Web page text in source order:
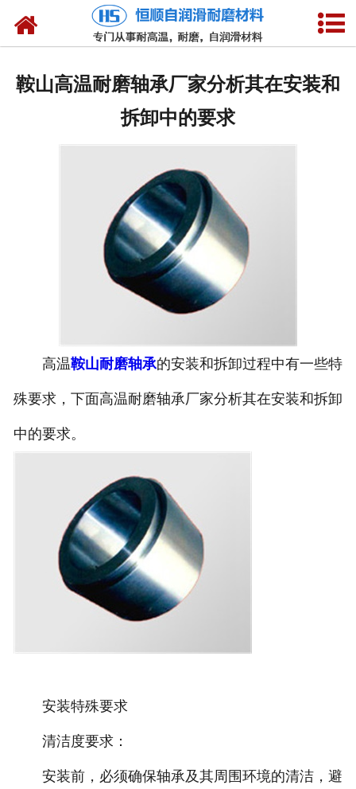
网站首页
合作客户
公司概况
鞍山高温耐磨轴承厂家分析其在安装和
拆卸中的要求
高温鞍山耐磨轴承的安装和拆卸过程中有一些特
殊要求，下面高温耐磨轴承厂家分析其在安装和拆卸
中的要求。
安装特殊要求
清洁度要求：
安装前，必须确保轴承及其周围环境的清洁，避